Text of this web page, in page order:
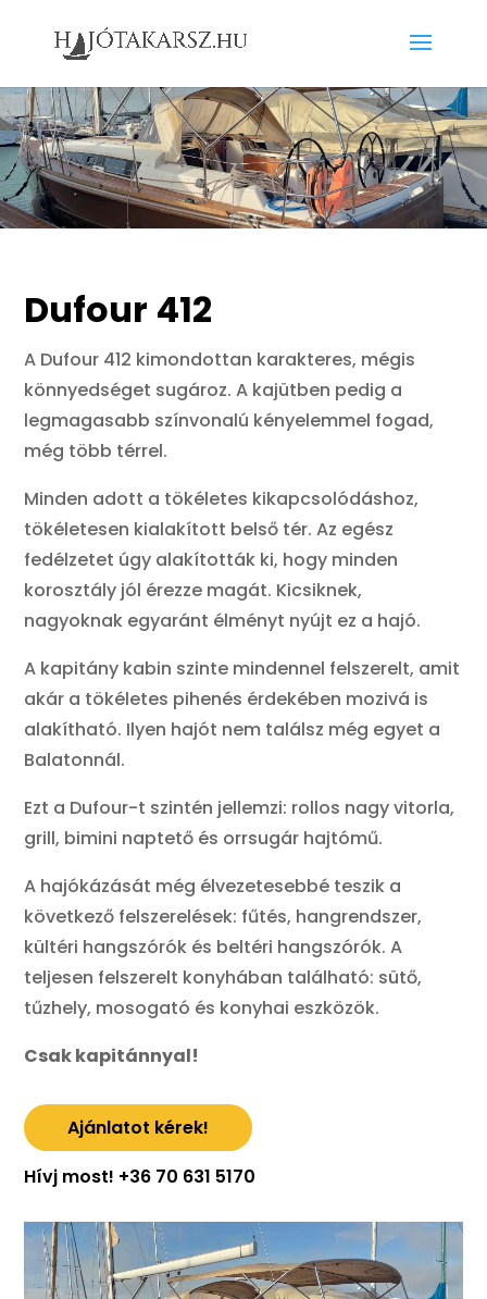
Dufour 412
A Dufour 412 kimondottan karakteres, mégis
könnyedséget sugároz. A kajütben pedig a
legmagasabb színvonalú kényelemmel fogad,
még több térrel.
Minden adott a tökéletes kikapcsolódáshoz,
tökéletesen kialakított belső tér. Az egész
fedélzetet úgy alakították ki, hogy minden
korosztály jól érezze magát. Kicsiknek,
nagyoknak egyaránt élményt nyújt ez a hajó.
A kapitány kabin szinte mindennel felszerelt, amit
akár a tökéletes pihenés érdekében mozivá is
alakítható. Ilyen hajót nem találsz még egyet a
Balatonnál.
Ezt a Dufour-t szintén jellemzi: rollos nagy vitorla,
grill, bimini naptető és orrsugár hajtómű.
A hajókázását még élvezetesebbé teszik a
következő felszerelések: fűtés, hangrendszer,
kültéri hangszórók és beltéri hangszórók. A
teljesen felszerelt konyhában található: sütő,
tűzhely, mosogató és konyhai eszközök.
Csak kapitánnyal!
Ajánlatot kérek!
Hívj most! +36 70 631 5170